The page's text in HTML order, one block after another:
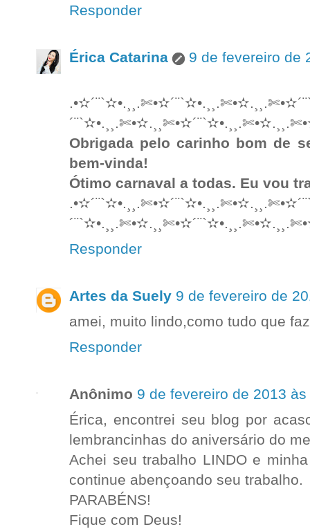
Responder
Érica Catarina 9 de fevereiro de
Obrigada pelo carinho bom de
bem-vinda!
Ótimo carnaval a todas. Eu vou
Responder
Artes da Suely 9 de fevereiro de
amei, muito lindo,como tudo que
Responder
Anônimo 9 de fevereiro de 2013
Érica, encontrei seu blog por
lembrancinhas do aniversário do
Achei seu trabalho LINDO e
continue abençoando seu trabalho.
PARABÉNS!
Fique com Deus!